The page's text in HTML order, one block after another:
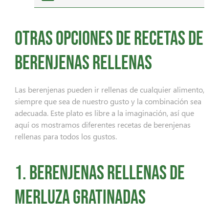
Otras opciones de recetas de
berenjenas rellenas
Las berenjenas pueden ir rellenas de cualquier alimento,
siempre que sea de nuestro gusto y la combinación sea
adecuada. Este plato es libre a la imaginación, así que
aquí os mostramos diferentes recetas de berenjenas
rellenas para todos los gustos.
1. Berenjenas rellenas de
merluza gratinadas